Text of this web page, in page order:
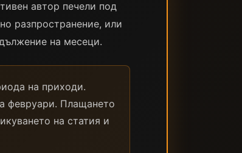
автор печели под
разпространение, или
на месеци.
на приходи.
февруари. Плащането
на статия и